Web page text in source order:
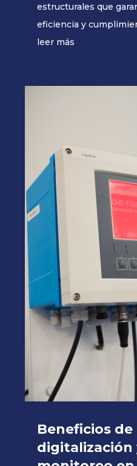
estructurales que
eficiencia y
leer más
Beneficios de
digitalización